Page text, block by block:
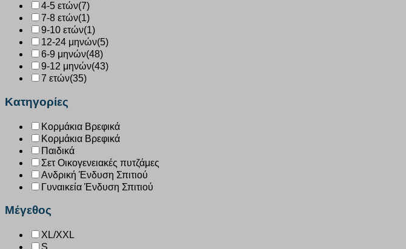
4-5 ετών(7)
7-8 ετών(1)
9-10 ετών(1)
12-24 μηνών(5)
6-9 μηνών(48)
9-12 μηνών(43)
7 ετών(35)
Κατηγορίες
Κορμάκια Βρεφικά
Κορμάκια Βρεφικά
Παιδικά
Σετ Οικογενειακές πυτζάμες
Ανδρική Ένδυση Σπιτιού
Γυναικεία Ένδυση Σπιτιού
Μέγεθος
XL/XXL